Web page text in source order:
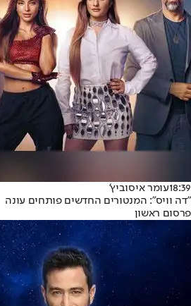
18:39עומר איסוביץ'
"דה וויס": המנטורים החדשים פותחים עונה
פרסום ראשון